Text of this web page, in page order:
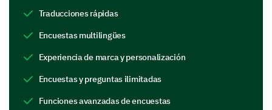
adaptar nuestras ofertas para satisfacer mejor sus
necesidades.
¿Qué características o servicios específicos
ofreciera?
Traducciones rápidas
Encuestas multilingües
Experiencia de marca y personalización
Encuestas y preguntas ilimitadas
Funciones avanzadas de encuestas